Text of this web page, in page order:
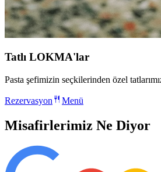
Tatlı LOKMA'lar
Pasta şefimizin seçkilerinden özel
Rezervasyon Menü
Misafirlerimiz Ne Diyor